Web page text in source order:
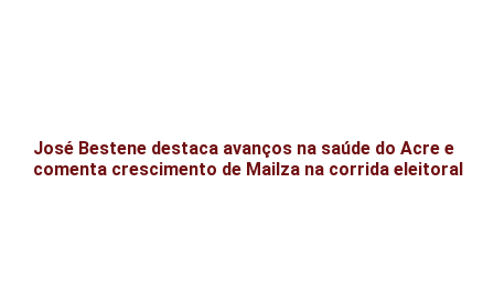
José Bestene destaca avanços na saúde do Acre e
comenta crescimento de Mailza na corrida eleitoral